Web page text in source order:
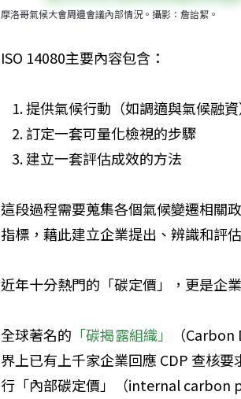
摩洛哥氣候大會周邊會議內部情況。攝影：詹詒絜。
ISO 14080主要內容包含：
提供氣候行動（如調適與氣候融
訂定一套可量化檢視的步驟
建立一套評估成效的方法
這段過程需要蒐集各個氣候變遷相關
指標，藉此建立企業提出、辨識和評
近年十分熱門的「碳定價」，更是企
全球著名的 「碳揭露組織」
（
界上已有上千家企業回應 CDP 查核
行「內部碳定價」（internal carbon